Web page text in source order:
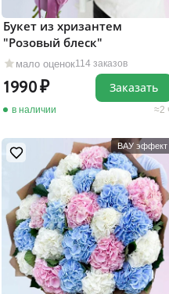
мало оценок114 заказов
Букет из хризантем
"Розовый блеск"
1990
в наличии 2
Заказать
ВАУ эффект